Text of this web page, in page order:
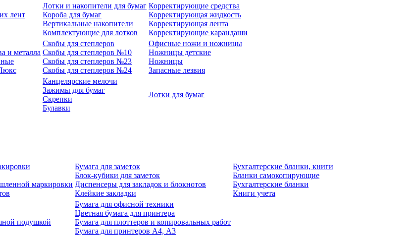
лент
Лотки и накопители для бумаг
Короба для бумаг
Вертикальные накопители
Комплектующие для лотков
Корректирующие средства
Корректирующая жидкость
Корректирующая лента
Корректирующие карандаши
и металла
Скобы для степлеров
Скобы для степлеров №10
Скобы для степлеров №23
Скобы для степлеров №24
Офисные ножи и ножницы
Ножницы детские
Ножницы
Запасные лезвия
Канцелярские мелочи
Зажимы для бумаг
Скрепки
Булавки
Лотки для бумаг
маркировки
Бумага для заметок
Блок-кубики для заметок
Диспенсеры для закладок и блокнотов
Клейкие закладки
Бухгалтерские бланки, книги
Бланки самокопирующие
Бухгалтерские бланки
Книги учета
подушкой
Бумага для офисной техники
Цветная бумага для принтера
Бумага для плоттеров и копировальных работ
Бумага для принтеров А4, А3